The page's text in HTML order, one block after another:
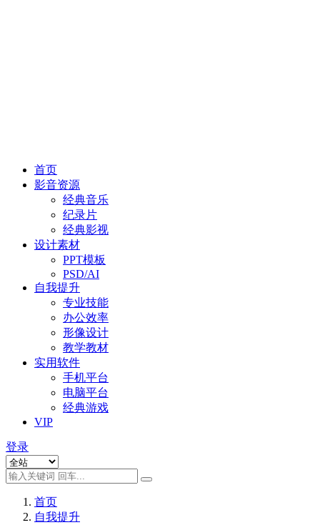
首页
影音资源
经典音乐
纪录片
经典影视
设计素材
PPT模板
PSD/AI
自我提升
专业技能
办公效率
形像设计
教学教材
实用软件
手机平台
电脑平台
经典游戏
VIP
登录
首页
自我提升